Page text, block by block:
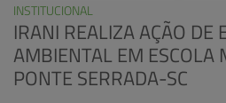
INSTITUCIONAL
IRANI REALIZA AÇÃO DE
AMBIENTAL EM ESCOLA
PONTE SERRADA-SC